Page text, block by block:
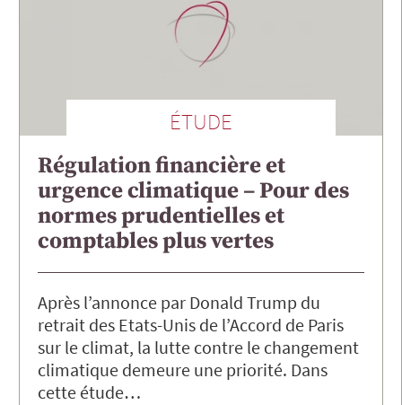
ÉTUDE
Régulation financière et
urgence climatique – Pour des
normes prudentielles et
comptables plus vertes
Après l’annonce par Donald Trump du
retrait des Etats-Unis de l’Accord de Paris
sur le climat, la lutte contre le changement
climatique demeure une priorité. Dans
cette étude…